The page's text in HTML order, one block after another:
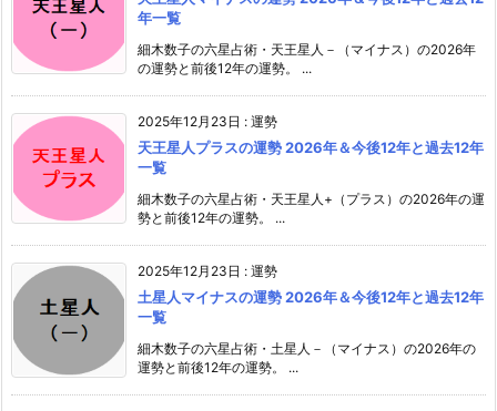
年一覧
細木数子の六星占術・天王星人－（マイナス）の2026年
の運勢と前後12年の運勢。 ...
2025年12月23日 : 運勢
天王星人プラスの運勢 2026年＆今後12年と過去12年
一覧
細木数子の六星占術・天王星人+（プラス）の2026年の運
勢と前後12年の運勢。 ...
2025年12月23日 : 運勢
土星人マイナスの運勢 2026年＆今後12年と過去12年
一覧
細木数子の六星占術・土星人－（マイナス）の2026年の
運勢と前後12年の運勢。 ...